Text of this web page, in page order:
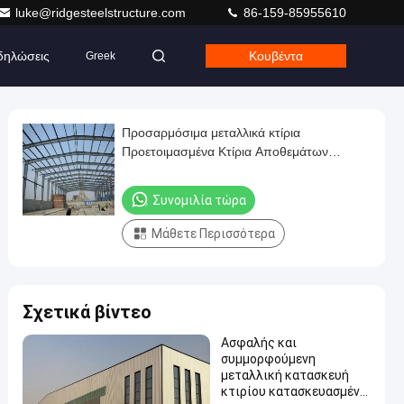
luke@ridgesteelstructure.com 86-159-85955610
Greek Κουβέντα
Προσαρμόσιμα μεταλλικά κτίρια
Προετοιμασμένα Κτίρια Αποθεμάτων
κτίρια Κατασκευαστές
Συνομιλία τώρα
Μάθετε Περισσότερα
Σχετικά βίντεο
Ασφαλής και
συμμορφούμενη
μεταλλική κατασκευή
κτιρίου κατασκευασμένη